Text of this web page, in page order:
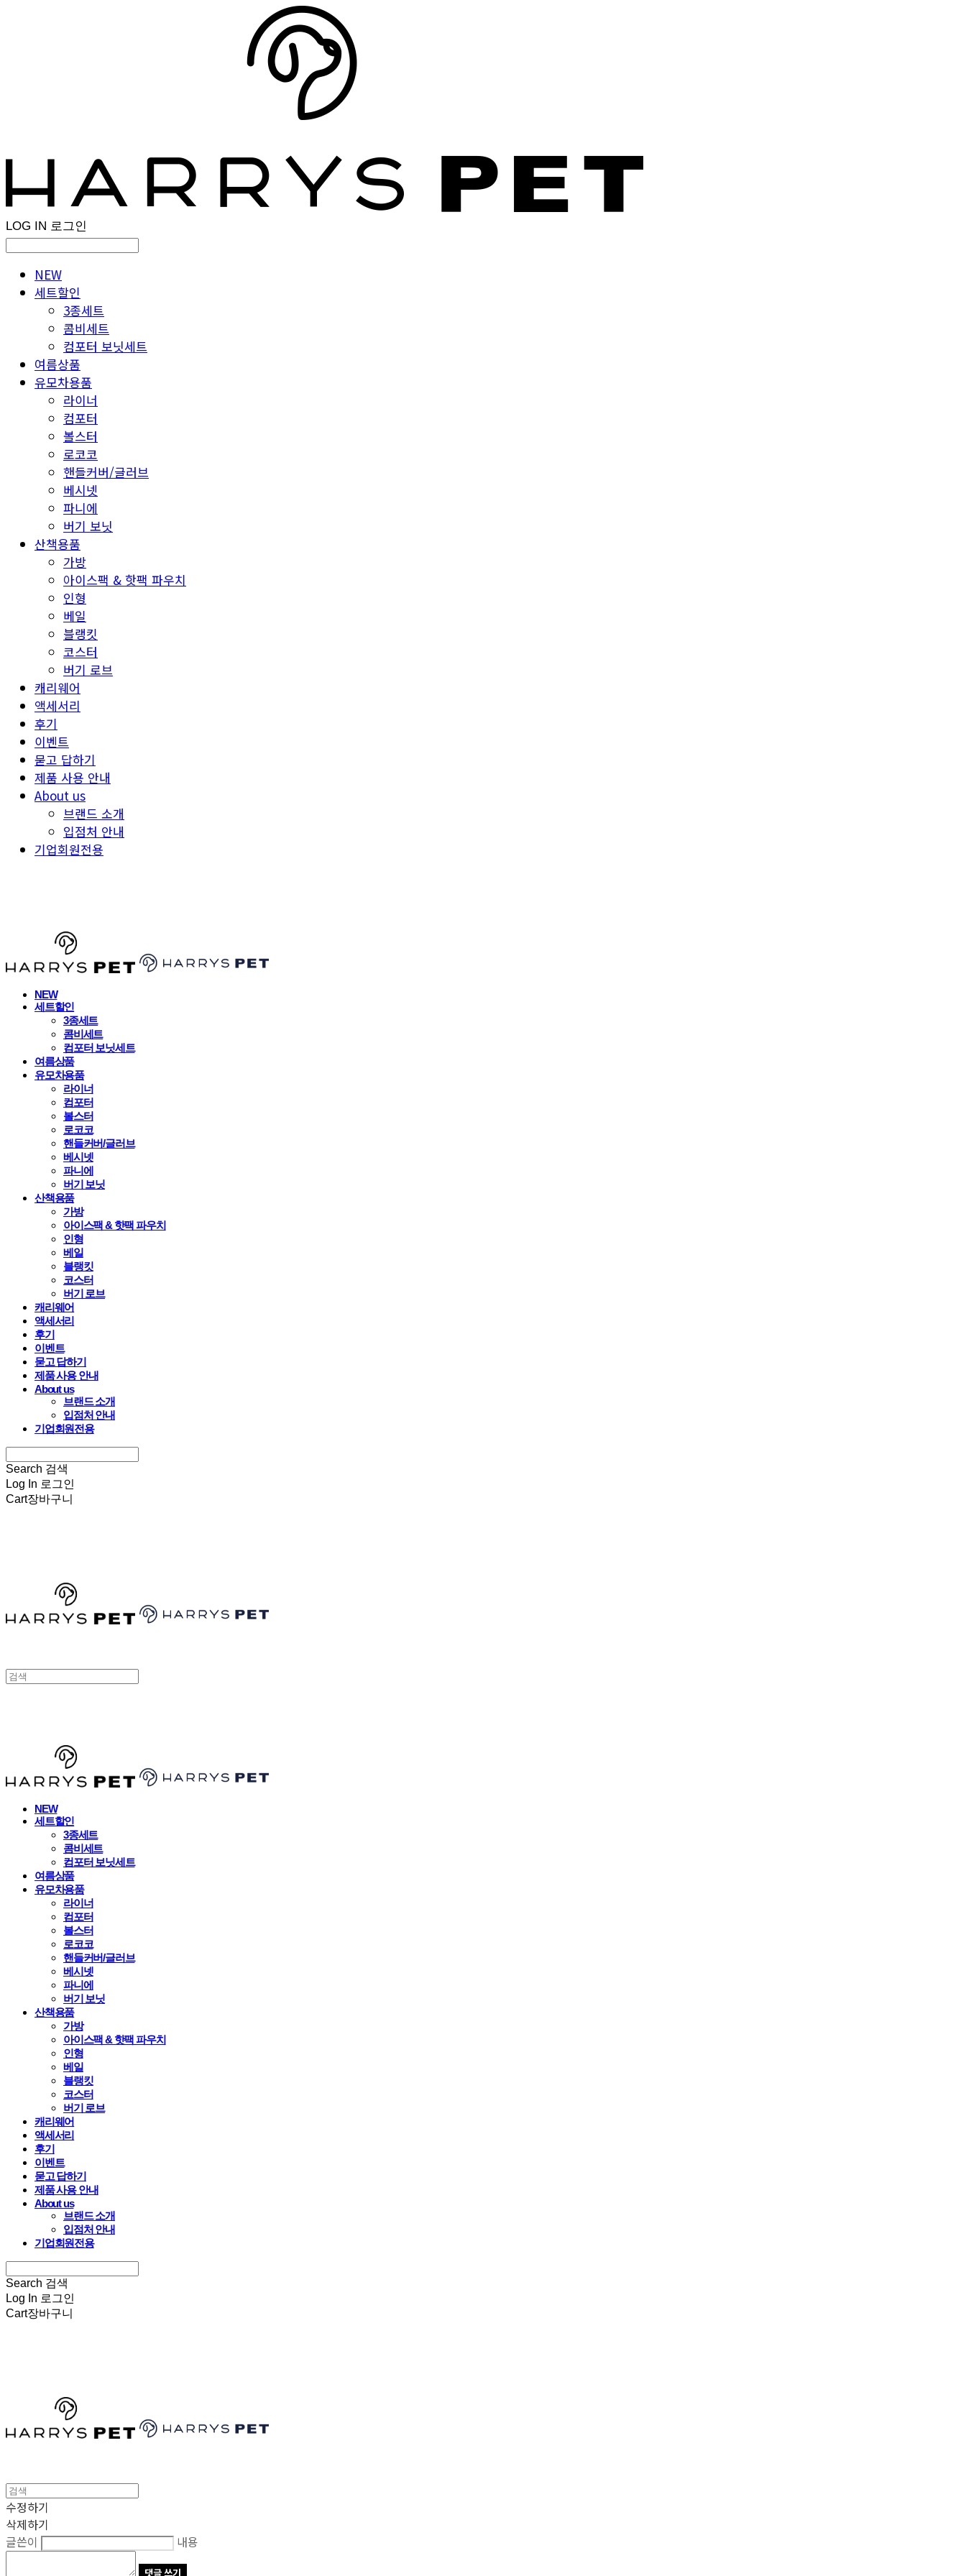
LOG IN 로그인
NEW
세트할인
3종세트
콤비세트
컴포터 보닛세트
여름상품
유모차용품
라이너
컴포터
볼스터
로코코
핸들커버/글러브
베시넷
파니에
버기 보닛
산책용품
가방
아이스팩 & 핫팩 파우치
인형
베일
블랭킷
코스터
버기 로브
캐리웨어
액세서리
후기
이벤트
묻고 답하기
제품 사용 안내
About us
브랜드 소개
입점처 안내
기업회원전용
NEW
세트할인
3종세트
콤비세트
컴포터 보닛세트
여름상품
유모차용품
라이너
컴포터
볼스터
로코코
핸들커버/글러브
베시넷
파니에
버기 보닛
산책용품
가방
아이스팩 & 핫팩 파우치
인형
베일
블랭킷
코스터
버기 로브
캐리웨어
액세서리
후기
이벤트
묻고 답하기
제품 사용 안내
About us
브랜드 소개
입점처 안내
기업회원전용
Search 검색
Log In 로그인
Cart장바구니
NEW
세트할인
3종세트
콤비세트
컴포터 보닛세트
여름상품
유모차용품
라이너
컴포터
볼스터
로코코
핸들커버/글러브
베시넷
파니에
버기 보닛
산책용품
가방
아이스팩 & 핫팩 파우치
인형
베일
블랭킷
코스터
버기 로브
캐리웨어
액세서리
후기
이벤트
묻고 답하기
제품 사용 안내
About us
브랜드 소개
입점처 안내
기업회원전용
Search 검색
Log In 로그인
Cart장바구니
수정하기
삭제하기
글쓴이
내용
댓글 쓰기